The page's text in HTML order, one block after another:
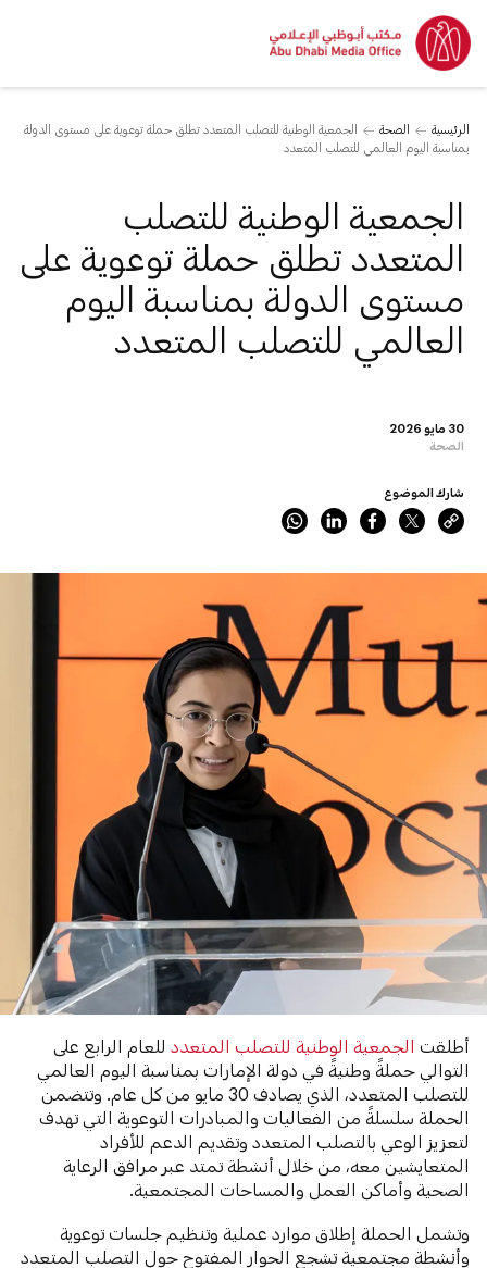
الرئيسية الصحة
الجمعية الوطنية للتصلب المتعدد تطلق حملة توعوية على مستوى الدولة
بمناسبة اليوم العالمي للتصلب المتعدد
30 مايو 2026
الصحة
الجمعية الوطنية للتصلب
المتعدد تطلق حملة توعوية على
مستوى الدولة بمناسبة اليوم
العالمي للتصلب المتعدد
شارك الموضوع
أطلقتالجمعية الوطنية للتصلب المتعددللعام الرابع على
التوالي حملةً وطنيةً في دولة الإمارات بمناسبة اليوم العالمي
للتصلب المتعدد، الذي يصادف 30 مايو من كل عام. وتتضمن
الحملة سلسلةً من الفعاليات والمبادرات التوعوية التي تهدف
لتعزيز الوعي بالتصلب المتعدد وتقديم الدعم للأفراد
المتعايشين معه، من خلال أنشطة تمتد عبر مرافق الرعاية
الصحية وأماكن العمل والمساحات المجتمعية.
وتشمل الحملة إطلاق موارد عملية وتنظيم جلسات توعوية
وأنشطة مجتمعية تشجع الحوار المفتوح حول التصلب المتعدد